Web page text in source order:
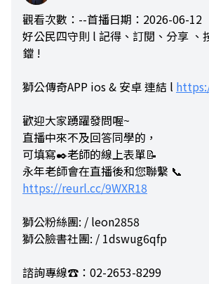
觀看次數：--首播日期：2026-06-12
好公民四守則 l 記得、訂閱、分享 、
鐺 !
獅公傳奇APP ios & 安卓 連結 l
歡迎大家踴躍發問喔~
直播中來不及回答同學的，
可填寫✒️老師的線上表單📝
永年老師會在直播後和您聯繫 📞
https://reurl.cc/9WXR18
獅公粉絲團: / leon2858
獅公臉書社團: / 1dswug6qfp
諮詢專線☎️：02-2653-8299